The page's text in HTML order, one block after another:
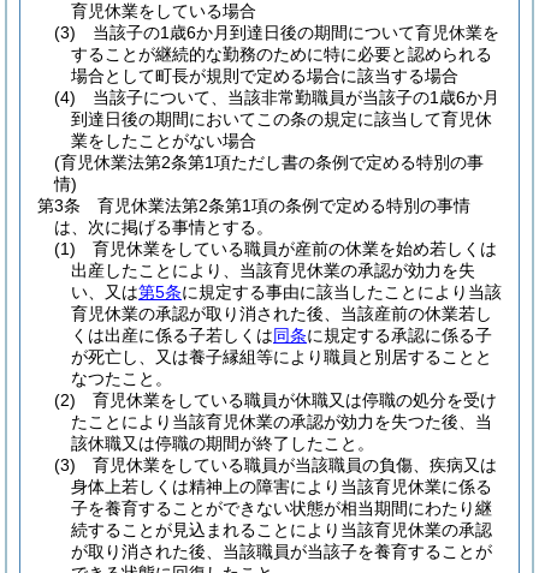
育児休業をしている場合
(3)
当該子の1歳6か月到達日後の期間について育児休業を
することが継続的な勤務のために特に必要と認められる
場合として町長が規則で定める場合に該当する場合
(4)
当該子について、当該非常勤職員が当該子の1歳6か月
到達日後の期間においてこの条の規定に該当して育児休
業をしたことがない場合
(育児休業法第2条第1項ただし書の条例で定める特別の事
情)
第3条
育児休業法第2条第1項の条例で定める特別の事情
は、次に掲げる事情とする。
(1)
育児休業をしている職員が産前の休業を始め若しくは
出産したことにより、当該育児休業の承認が効力を失
い、又は第5条に規定する事由に該当したことにより当該
育児休業の承認が取り消された後、当該産前の休業若し
くは出産に係る子若しくは同条に規定する承認に係る子
が死亡し、又は養子縁組等により職員と別居することと
なつたこと。
(2)
育児休業をしている職員が休職又は停職の処分を受け
たことにより当該育児休業の承認が効力を失つた後、当
該休職又は停職の期間が終了したこと。
(3)
育児休業をしている職員が当該職員の負傷、疾病又は
身体上若しくは精神上の障害により当該育児休業に係る
子を養育することができない状態が相当期間にわたり継
続することが見込まれることにより当該育児休業の承認
が取り消された後、当該職員が当該子を養育することが